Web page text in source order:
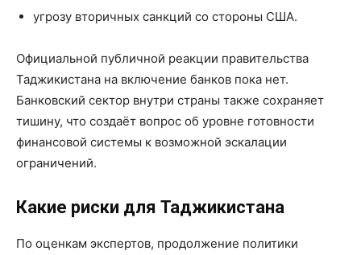
угрозу вторичных санкций со стороны США.
Официальной публичной реакции правительства
Таджикистана на включение банков пока нет.
Банковский сектор внутри страны также сохраняет
тишину, что создаёт вопрос об уровне готовности
финансовой системы к возможной эскалации
ограничений.
Какие риски для Таджикистана
По оценкам экспертов, продолжение политики